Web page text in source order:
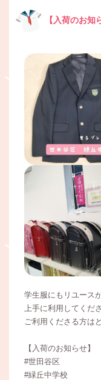
【入荷のお
学生服にもリユース
上手に利用してくだ
ご利用くださる方は
【入荷のお知らせ】
#世田谷区
#緑丘中学校